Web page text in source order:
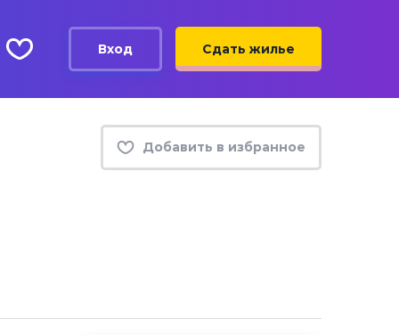
Вход Сдать жилье
Добавить в избранное